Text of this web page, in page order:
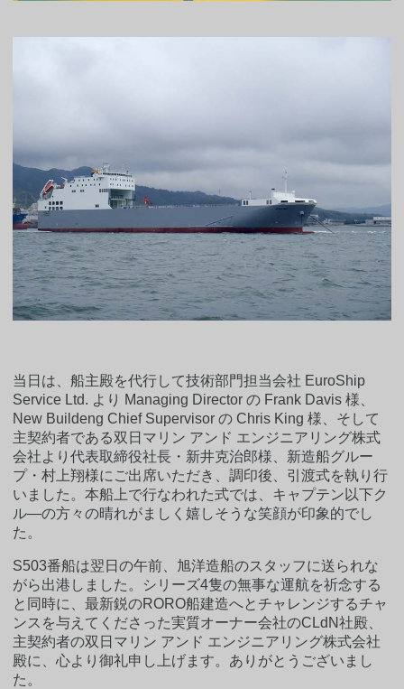
当日は、船主殿を代行して技術部門担当会社 EuroShip
Service Ltd. より Managing Director の Frank Davis 様、
New Buildeng Chief Supervisor の Chris King 様、そして
主契約者である双日マリン アンド エンジニアリング株式
会社より代表取締役社長・新井克治郎様、新造船グルー
プ・村上翔様にご出席いただき、調印後、引渡式を執り行
いました。本船上で行なわれた式では、キャプテン以下ク
ル―の方々の晴れがましく嬉しそうな笑顔が印象的でし
た。
S503番船は翌日の午前、旭洋造船のスタッフに送られな
がら出港しました。シリーズ4隻の無事な運航を祈念する
と同時に、最新鋭のRORO船建造へとチャレンジするチャ
ンスを与えてくださった実質オーナー会社のCLdN社殿、
主契約者の双日マリン アンド エンジニアリング株式会社
殿に、心より御礼申し上げます。ありがとうございまし
た。